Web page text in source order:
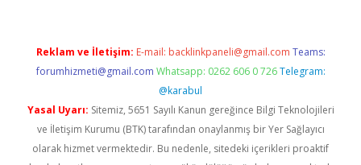
Reklam ve İletişim: E-mail: backlinkpaneli@gmail.com Teams:
forumhizmeti@gmail.com Whatsapp: 0262 606 0 726 Telegram:
@karabul
Yasal Uyarı: Sitemiz, 5651 Sayılı Kanun gereğince Bilgi Teknolojileri
ve İletişim Kurumu (BTK) tarafından onaylanmış bir Yer Sağlayıcı
olarak hizmet vermektedir. Bu nedenle, sitedeki içerikleri proaktif